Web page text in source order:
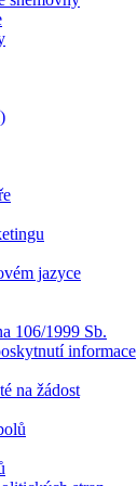
jazyce
106/1999 Sb.
informace
na žádost